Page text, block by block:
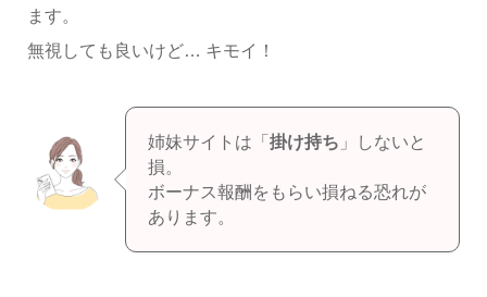
ます。
無視しても良いけど… キモイ！
姉妹サイトは「 掛け持ち 」しないと
損。
ボーナス報酬をもらい損ねる恐れが
あります。